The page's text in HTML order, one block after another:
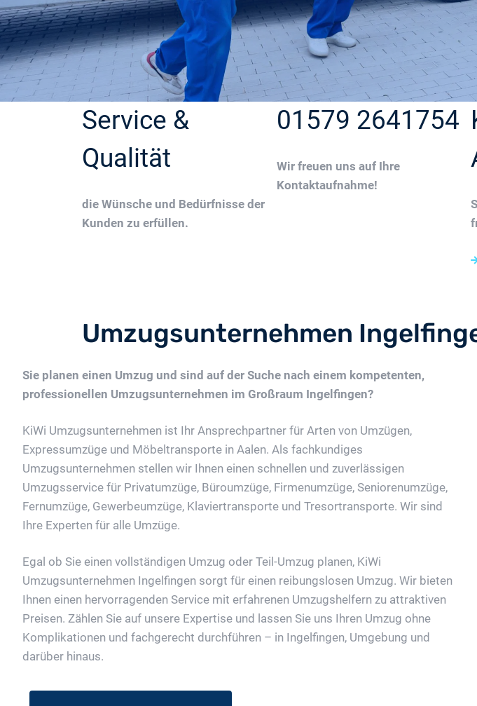
Service &
Qualität
die Wünsche und Bedürfnisse der
Kunden zu erfüllen.
01579 2641754
Wir freuen uns auf Ihre
Kontaktaufnahme!
Umzugsunternehmen
Sie planen einen Umzug und sind auf der Suche nach einem kompetenten,
professionellen Umzugsunternehmen im Großraum Ingelfingen?
KiWi Umzugsunternehmen ist Ihr Ansprechpartner für Arten von Umzügen,
Expressumzüge und Möbeltransporte in Aalen. Als fachkundiges
Umzugsunternehmen stellen wir Ihnen einen schnellen und zuverlässigen
Umzugsservice für Privatumzüge, Büroumzüge, Firmenumzüge, Seniorenumzüge,
Fernumzüge, Gewerbeumzüge, Klaviertransporte und Tresortransporte. Wir sind
Ihre Experten für alle Umzüge.
Egal ob Sie einen vollständigen Umzug oder Teil-Umzug planen, KiWi
Umzugsunternehmen Ingelfingen sorgt für einen reibungslosen Umzug. Wir bieten
Ihnen einen hervorragenden Service mit erfahrenen Umzugshelfern zu attraktiven
Preisen. Zählen Sie auf unsere Expertise und lassen Sie uns Ihren Umzug ohne
Komplikationen und fachgerecht durchführen – in Ingelfingen, Umgebung und
darüber hinaus.